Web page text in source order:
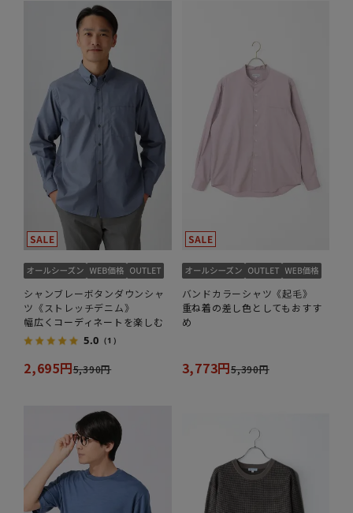
シャンブレーボタンダウンシャ
ツ《ストレッチデニム》
幅広くコーディネートを楽しむ
5.0 （1）
2,695円5,390円
バンドカラーシャツ《起毛》
重ね着の差し色としてもおすす
め
3,773円5,390円